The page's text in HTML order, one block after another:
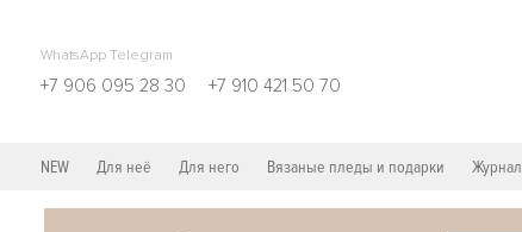
WhatsApp Telegram
+7 906 095 28 30 +7 910 421 50 70
NEW Для неё Для него Вязаные пледы и подарки Журнал